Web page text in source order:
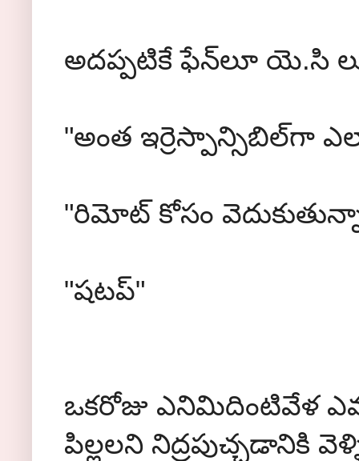
అదప్పటికే ఫేన్‌లూ యె.సి
"అంత ఇర్రెస్పాన్సిబిల్‌గా
"రిమోట్ కోసం
"షటప్"
ఒకరోజు ఎనిమిదింటివేళ
పిల్లలని నిద్రపుచ్చడానికి